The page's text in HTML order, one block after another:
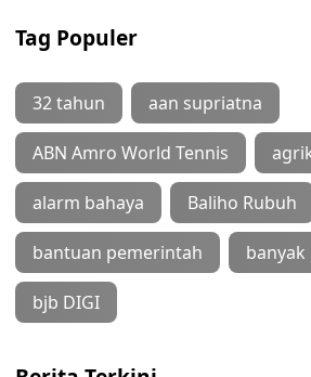
Tag Populer
32 tahun aan supriatna
ABN Amro World Tennis
alarm bahaya Baliho Rubuh
bantuan pemerintah
bjb DIGI